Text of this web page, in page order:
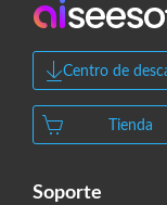
Centro de
Tienda
Soporte